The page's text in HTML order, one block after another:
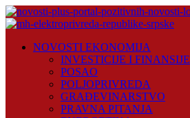
Skip
to
Plus
NOVOSTI EKONOMIJA
INVESTICIJE I FINANSIJE
POSAO
POLJOPRIVREDA
GRAĐEVINARSTVO
PRAVNA PITANJA